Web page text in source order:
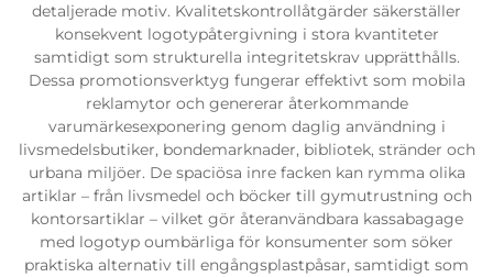
detaljerade motiv. Kvalitetskontrollåtgärder säkerställer
konsekvent logotypåtergivning i stora kvantiteter
samtidigt som strukturella integritetskrav upprätthålls.
Dessa promotionsverktyg fungerar effektivt som mobila
reklamytor och genererar återkommande
varumärkesexponering genom daglig användning i
livsmedelsbutiker, bondemarknader, bibliotek, stränder och
urbana miljöer. De spaciösa inre facken kan rymma olika
artiklar – från livsmedel och böcker till gymutrustning och
kontorsartiklar – vilket gör återanvändbara kassabagage
med logotyp oumbärliga för konsumenter som söker
praktiska alternativ till engångsplastpåsar, samtidigt som